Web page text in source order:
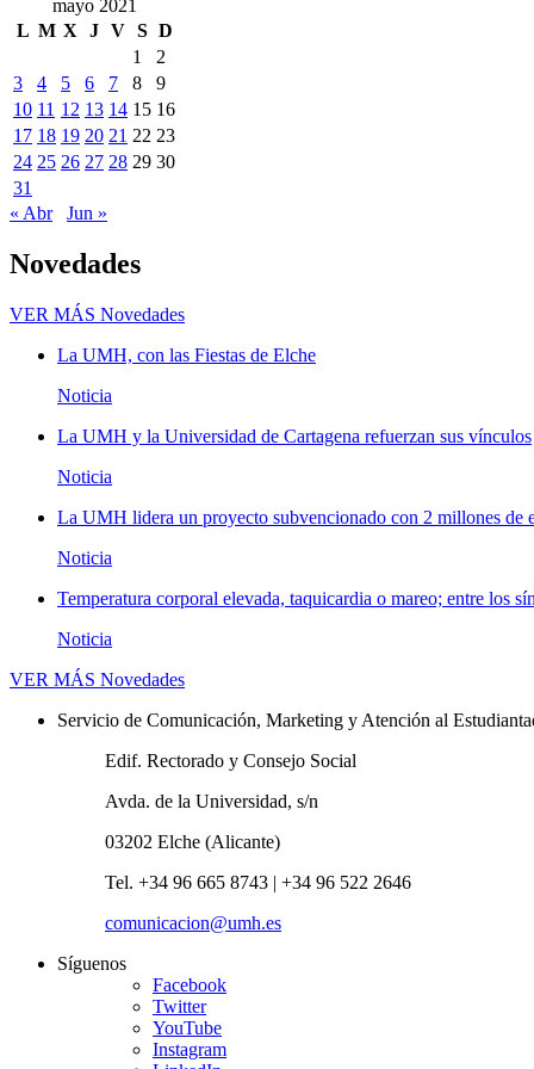
mayo 2021
L M X J V S D
1
2
3
4 5 6 7 8
9
10 11 12 13 14 15 16
17 18 19 20 21 22 23
24 25 26 27 28 29 30
31
« Abr
Jun »
Novedades
VER MÁS Novedades
La UMH, con las Fiestas de Elche
Noticia
La UMH y la Universidad de Cartagena refuerzan sus vínculos
Noticia
La UMH lidera un proyecto subvencionado con 2 millones de
Noticia
Temperatura corporal elevada, taquicardia o mareo; entre los
Noticia
VER MÁS Novedades
Servicio de Comunicación, Marketing y Atención al
Edif. Rectorado y Consejo Social
Avda. de la Universidad, s/n
03202 Elche (Alicante)
Tel. +34 96 665 8743 | +34 96 522 2646
comunicacion@umh.es
Síguenos
Facebook
Twitter
YouTube
Instagram